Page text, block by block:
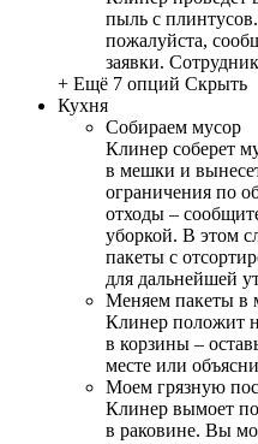
пыль с
пожалуйста,
заявки.
+ Ещё 7 опций Скрыть
Кухня
Собираем мусор
Клинер соберет
в мешки и
ограничения по
отходы –
уборкой. В этом
пакеты с
для дальнейшей
Меняем пакеты в
Клинер положит
в корзины –
месте или
Моем грязную
Клинер вымоет
в раковине. Вы